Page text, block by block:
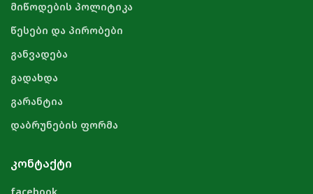
მიწოდების პოლიტიკა
წესები და პირობები
განვადება
გადახდა
გარანტია
დაბრუნების ფორმა
ᲙᲝᲜᲢᲐᲥᲢᲘ